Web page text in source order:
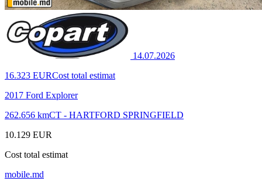
14.07.2026
16.323 EURCost total estimat
2017 Ford Explorer
262.656 kmCT - HARTFORD SPRINGFIELD
10.129 EUR
Cost total estimat
mobile.md